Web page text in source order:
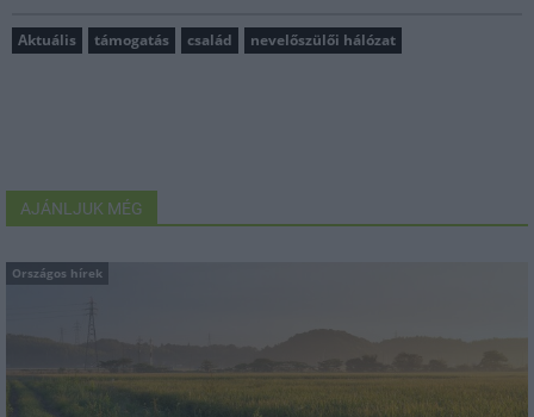
Aktuális támogatás család nevelőszülői hálózat
AJÁNLJUK MÉG
Országos hírek